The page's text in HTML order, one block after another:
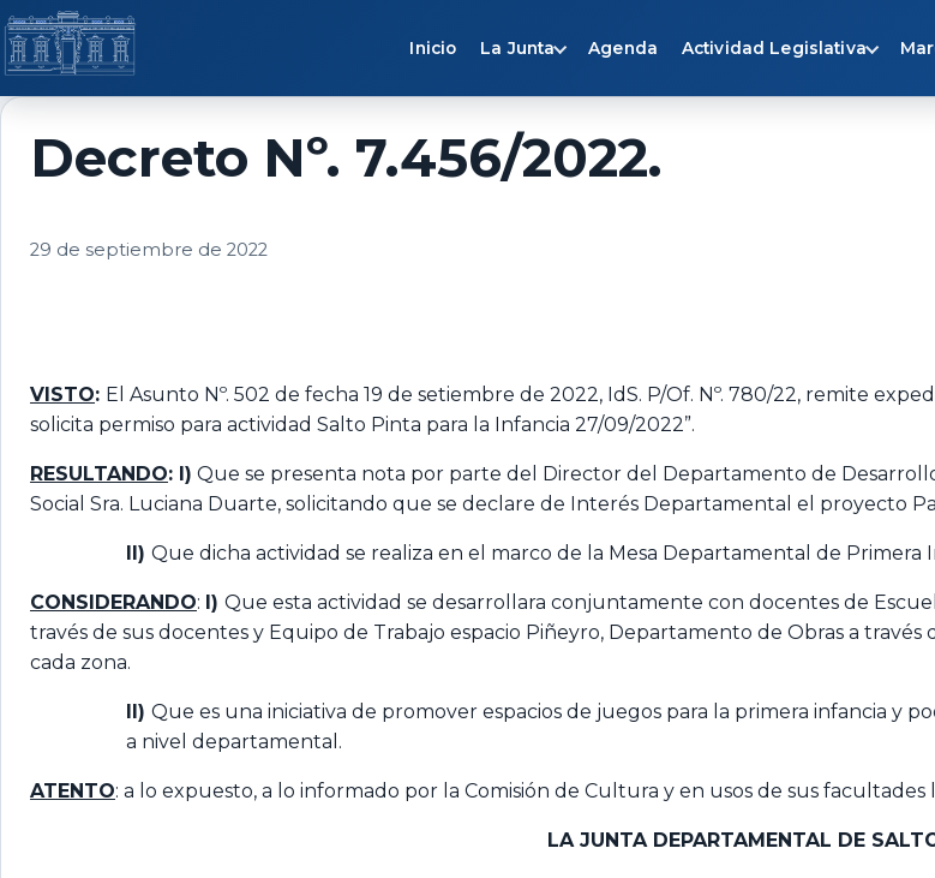
Saltar al contenido
Inicio La Junta Agenda Actividad Legislativa
Decreto Nº. 7.456/2022.
29 de septiembre de 2022
VISTO: El Asunto Nº. 502 de fecha 19 de setiembre de 2022, IdS. P/Of. Nº. 780/22, remite
solicita permiso para actividad Salto Pinta para la Infancia 27/09/2022”.
RESULTANDO: I) Que se presenta nota por parte del Director del Departamento de
Social Sra. Luciana Duarte, solicitando que se declare de Interés Departamental el proyecto
II) Que dicha actividad se realiza en el marco de la Mesa Departamental de Primera
CONSIDERANDO: I) Que esta actividad se desarrollara conjuntamente con docentes de
través de sus docentes y Equipo de Trabajo espacio Piñeyro, Departamento de Obras a
cada zona.
II) Que es una iniciativa de promover espacios de juegos para la primera infancia y
a nivel departamental.
ATENTO: a lo expuesto, a lo informado por la Comisión de Cultura y en usos de sus facultades
LA JUNTA DEPARTAMENTAL DE